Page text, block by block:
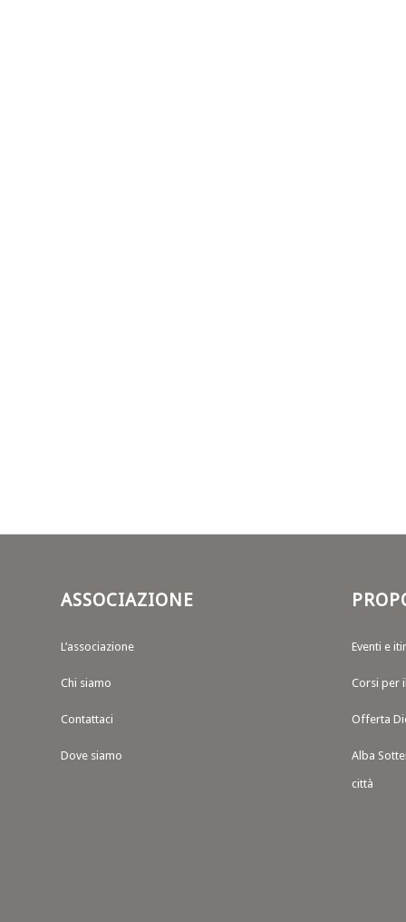
ASSOCIAZIONE
L’associazione
Chi siamo
Contattaci
Dove siamo
Eventi e
Corsi per
Offerta
Alba
città